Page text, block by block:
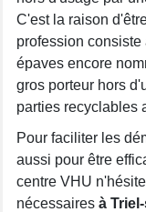
C'est la raison
profession
épaves encore
gros porteur hors
parties recyclables
Pour faciliter les
aussi pour être
centre VHU
nécessaires à